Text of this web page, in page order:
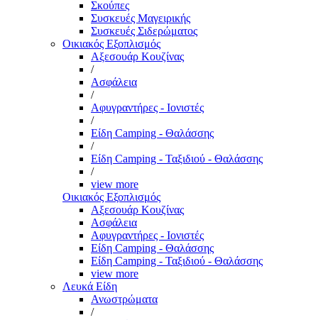
Σκούπες
Συσκευές Μαγειρικής
Συσκευές Σιδερώματος
Οικιακός Εξοπλισμός
Αξεσουάρ Κουζίνας
/
Ασφάλεια
/
Αφυγραντήρες - Ιονιστές
/
Είδη Camping - Θαλάσσης
/
Είδη Camping - Ταξιδιού - Θαλάσσης
/
view more
Οικιακός Εξοπλισμός
Αξεσουάρ Κουζίνας
Ασφάλεια
Αφυγραντήρες - Ιονιστές
Είδη Camping - Θαλάσσης
Είδη Camping - Ταξιδιού - Θαλάσσης
view more
Λευκά Είδη
Ανωστρώματα
/